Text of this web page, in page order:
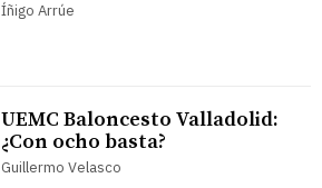
Íñigo Arrúe
UEMC Baloncesto Valladolid:
¿Con ocho basta?
Guillermo Velasco